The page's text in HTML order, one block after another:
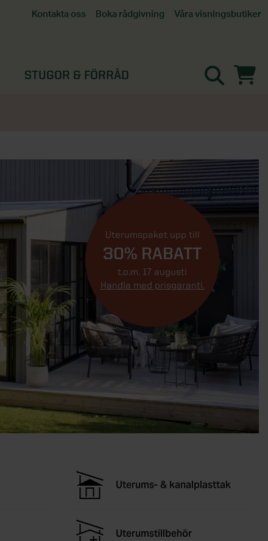
Kontakta oss Boka rådgivning Våra visningsbutiker
Göteborg
STUGOR & FÖRRÅD
Uterumspaket upp till
30% RABATT
t.o.m. 17 augusti
Handla med prisgaranti.
Uterums- & kanalplasttak
Uterumstillbehör